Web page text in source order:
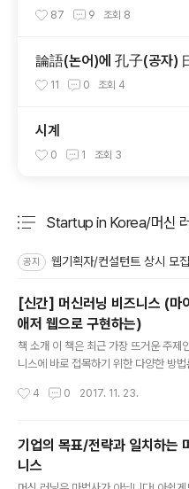
itecture) 설계가 절반이다.
87 9 조회 8
論語(논어)에 孔子(공자)
또한 군자가 아니겠는가
11 0 조회 4
시계
0 1 조회 3
Startup in Korea/머신
공지 웹기획자/컨설턴트 상시 모집
[신간] 머신러닝 비즈니스 (마
애저 웹으로 구현하는)
책 소개 이 책은 최근 가장 뜨거운 주제
니스에 바로 접목하기 위한 다양한 방
가 있다. 또한 함께 구현하는 실습을 통
자 한다. 구매 링크 알라딘 : https://
s24 : https://goo.gl/doqMbF 누구에
4 0 2017. 11. 23.
기업의 목표/전략과 일치하는
니스